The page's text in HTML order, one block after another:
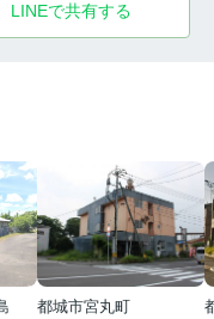
LINEで共有する
都城市宮丸町